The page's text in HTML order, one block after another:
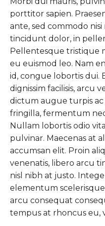
porttitor sapien.
ante, sed commodo
tincidunt dolor, in
Pellentesque tristique
eu euismod leo. Nam
id, congue lobortis dui.
dignissim facilisis, arcu
dictum augue turpis
fringilla, fermentum
Nullam lobortis odio
pulvinar. Maecenas at
accumsan elit. Proin
venenatis, libero arcu
nisl nibh at justo.
elementum
arcu consequat
tempus at rhoncus eu,